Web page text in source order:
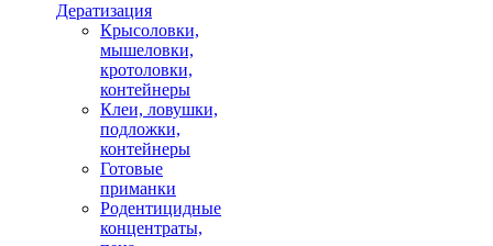
Дератизация
Крысоловки,
мышеловки,
кротоловки,
контейнеры
Клеи, ловушки,
подложки,
контейнеры
Готовые
приманки
Родентицидные
концентраты,